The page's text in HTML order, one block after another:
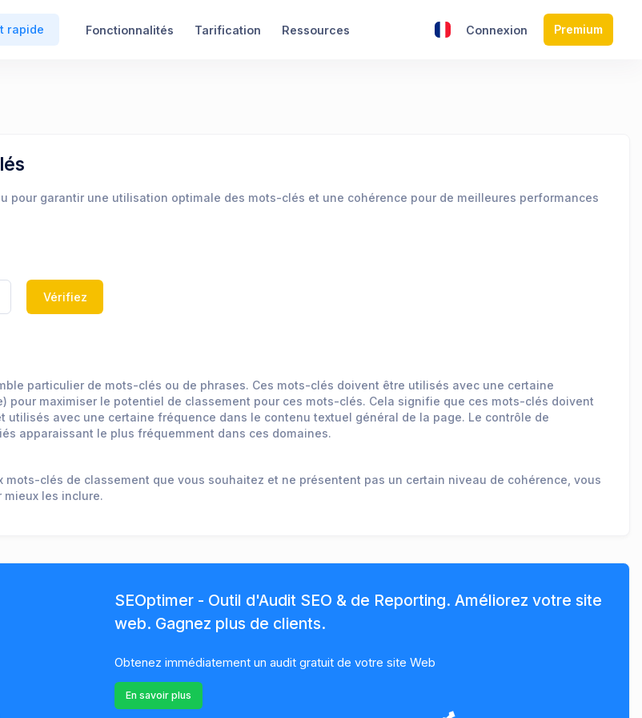
rapide Fonctionnalités Tarification Ressources Connexion Premium
garantir une utilisation optimale des mots-clés et une cohérence pour de meilleures performances
Vérifiez
particulier de mots-clés ou de phrases. Ces mots-clés doivent être utilisés avec une certaine
pour maximiser le potentiel de classement pour ces mots-clés. Cela signifie que ces mots-clés doivent
avec une certaine fréquence dans le contenu textuel général de la page. Le contrôle de
apparaissant le plus fréquemment dans ces domaines.
clés de classement que vous souhaitez et ne présentent pas un certain niveau de cohérence, vous
les inclure.
SEOptimer - Outil d'Audit SEO & de Reporting. Améliorez votre site
web. Gagnez plus de clients.
Obtenez immédiatement un audit gratuit de votre site Web
En savoir plus